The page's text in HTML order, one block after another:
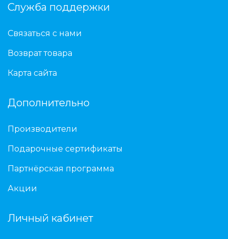
Служба поддержки
Связаться с нами
Возврат товара
Карта сайта
Дополнительно
Производители
Подарочные сертификаты
Партнёрская программа
Акции
Личный кабинет